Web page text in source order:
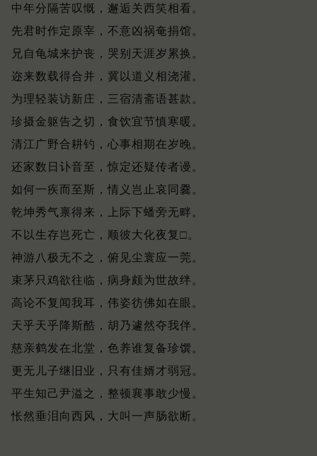
中年分隔苦叹慨，邂逅关西笑相看。
先君时作定原宰，不意凶祸奄捐馆。
兄自龟城来护丧，哭别天涯岁累换。
迩来数载得合并，冀以道义相浇灌。
为理轻装访新庄，三宿清斋语甚款。
珍摄金躯告之切，食饮宜节慎寒暖。
清江广野合耕钓，心事相期在岁晚。
还家数日讣音至，惊定还疑传者谩。
如何一疾而至斯，情义岂止哀同爨。
乾坤秀气禀得来，上际下蟠旁无畔。
不以生存岂死亡，顺彼大化夜复□。
神游八极无不之，俯见尘寰应一莞。
束茅只鸡欲往临，病身颇为世故绊。
高论不复闻我耳，伟姿彷佛如在眼。
天乎天乎降斯酷，胡乃遽然夺我伴。
慈亲鹤发在北堂，色养谁复备珍馔。
更无儿子继旧业，只有佳婿才弱冠。
平生知己尹溢之，整顿襄事敢少慢。
怅然垂泪向西风，大叫一声肠欲断。